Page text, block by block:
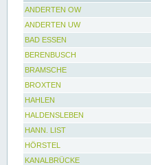
ANDERTEN OW
ANDERTEN UW
BAD ESSEN
BERENBUSCH
BRAMSCHE
BROXTEN
HAHLEN
HALDENSLEBEN
HANN. LIST
HÖRSTEL
KANALBRÜCKE